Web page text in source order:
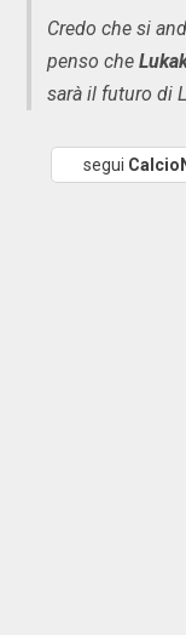
Credo che si
penso che
sarà il futuro di
segui